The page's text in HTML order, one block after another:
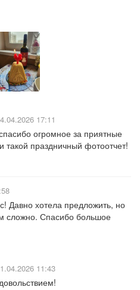
17:11
огромное за приятные
такой праздничный фотоотчет!
Давно хотела предложить, но
сложно. Спасибо большое
11:43